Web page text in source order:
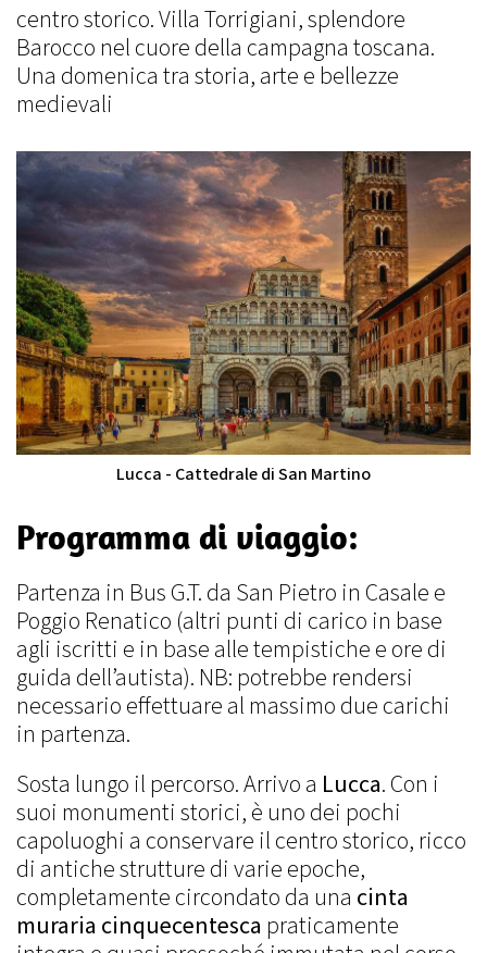
centro storico. Villa Torrigiani, splendore
Barocco nel cuore della campagna toscana.
Una domenica tra storia, arte e bellezze
medievali
Lucca - Cattedrale di San Martino
Programma di viaggio:
Partenza in Bus G.T. da San Pietro in Casale e
Poggio Renatico (altri punti di carico in base
agli iscritti e in base alle tempistiche e ore di
guida dell’autista). NB: potrebbe rendersi
necessario effettuare al massimo due carichi
in partenza.
Sosta lungo il percorso. Arrivo a Lucca. Con i
suoi monumenti storici, è uno dei pochi
capoluoghi a conservare il centro storico, ricco
di antiche strutture di varie epoche,
completamente circondato da una cinta
muraria cinquecentesca praticamente